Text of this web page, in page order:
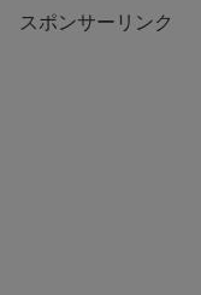
スポンサーリンク